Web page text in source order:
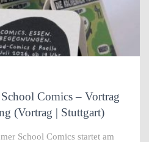
Comics – Vortrag
(Vortrag | Stuttgart)
School Comics startet am